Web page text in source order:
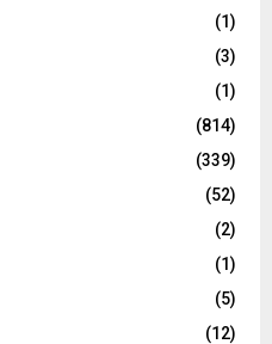
(1)
(3)
(1)
(814)
(339)
(52)
(2)
(1)
(5)
(12)